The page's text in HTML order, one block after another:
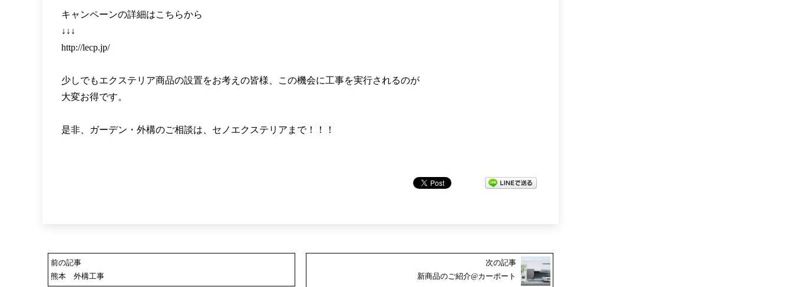
キャンペーンの詳細はこちらから
↓↓↓
http://lecp.jp/
少しでもエクステリア商品の設置をお考えの皆様、この機会に工事を実行されるのが
大変お得です。
是非、ガーデン・外構のご相談は、セノエクステリアまで！！！
前の記事
熊本 外構工事
次の記事
新商品のご紹介@カーポート